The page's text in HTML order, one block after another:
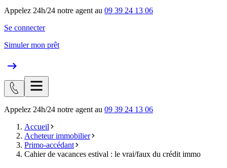
Appelez 24h/24 notre agent au 09 39 24 13 06
Se connecter
Simuler mon prêt
Appelez 24h/24 notre agent au 09 39 24 13 06
Accueil
Acheteur immobilier
Primo-accédant
Cahier de vacances estival : le vrai/faux du crédit immo